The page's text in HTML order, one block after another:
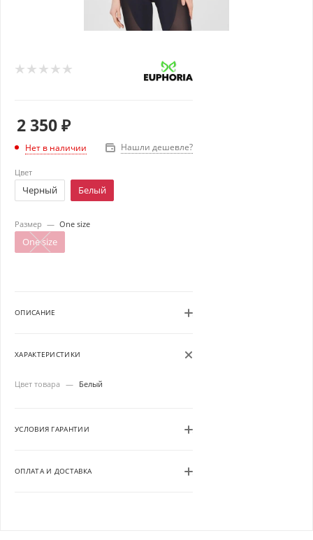
2 350₽
Нет в наличии Нашли дешевле?
Цвет
Черный Белый
Размер — One size
One size
ОПИСАНИЕ
ХАРАКТЕРИСТИКИ
Цвет товара — Белый
УСЛОВИЯ ГАРАНТИИ
ОПЛАТА И ДОСТАВКА